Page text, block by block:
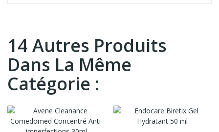
14 Autres Produits
Dans La Même
Catégorie :